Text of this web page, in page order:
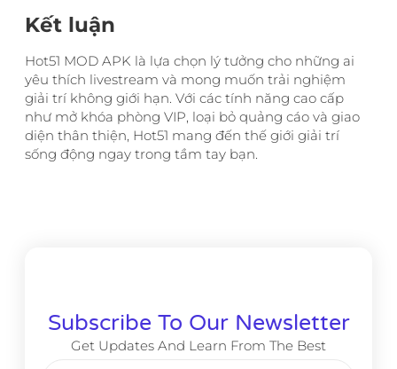
Kết luận
Hot51 MOD APK là lựa chọn lý tưởng cho những ai
yêu thích livestream và mong muốn trải nghiệm
giải trí không giới hạn. Với các tính năng cao cấp
như mở khóa phòng VIP, loại bỏ quảng cáo và giao
diện thân thiện, Hot51 mang đến thế giới giải trí
sống động ngay trong tầm tay bạn.
Subscribe To Our Newsletter
Get Updates And Learn From The Best